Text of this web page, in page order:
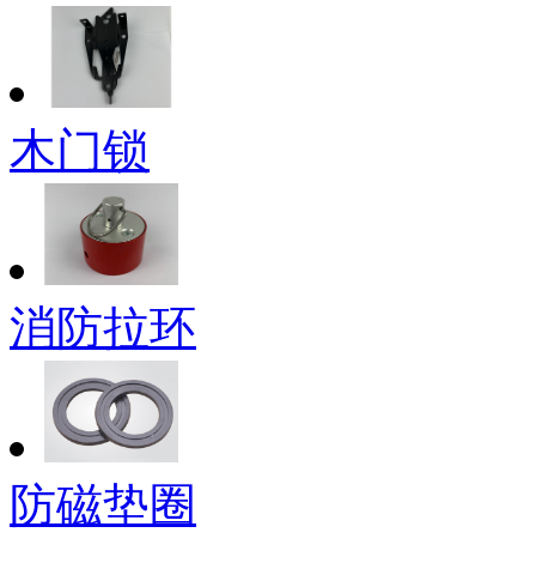
木门锁
消防拉环
防磁垫圈